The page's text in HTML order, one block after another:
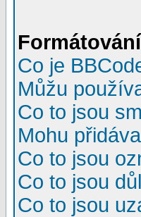
Co je
Můžu
Co to jsou
Mohu
Co to jsou
Co to jsou
Co to jsou